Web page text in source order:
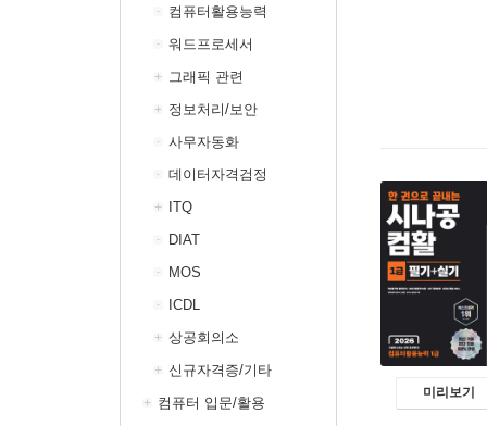
컴퓨터활용능력
워드프로세서
그래픽 관련
정보처리/보안
사무자동화
데이터자격검정
ITQ
DIAT
MOS
ICDL
상공회의소
신규자격증/기타
컴퓨터 입문/활용
미리보기